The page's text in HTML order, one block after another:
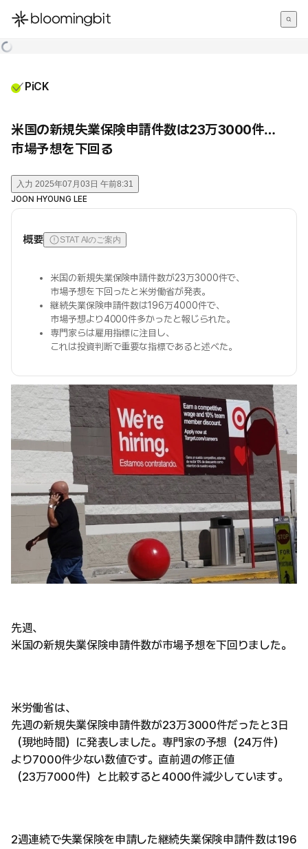
한국어
PiCK
米国の新規失業保険申請件数は23万3000件…
市場予想を下回る
入力 2025年07月03日 午前8:31
JOON HYOUNG LEE
概要 STAT AIのご案内
米国の新規失業保険申請件数が23万3000件で、
市場予想を下回ったと米労働省が発表。
継続失業保険申請件数は196万4000件で、
市場予想より4000件多かったと報じられた。
専門家らは雇用指標に注目し、
これは投資判断で重要な指標であると述べた。
先週、
米国の新規失業保険申請件数が市場予想を下回りました。
米労働省は、
先週の新規失業保険申請件数が23万3000件だったと3日
（現地時間）に発表しました。専門家の予想（24万件）
より7000件少ない数値です。直前週の修正値
（23万7000件）と比較すると4000件減少しています。
2週連続で失業保険を申請した継続失業保険申請件数は196